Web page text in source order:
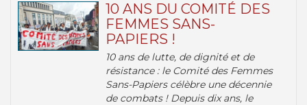
10 ANS DU COMITÉ DES
FEMMES SANS-
PAPIERS !
10 ans de lutte, de dignité et de
résistance : le Comité des Femmes
Sans-Papiers célèbre une décennie
de combats ! Depuis dix ans, le